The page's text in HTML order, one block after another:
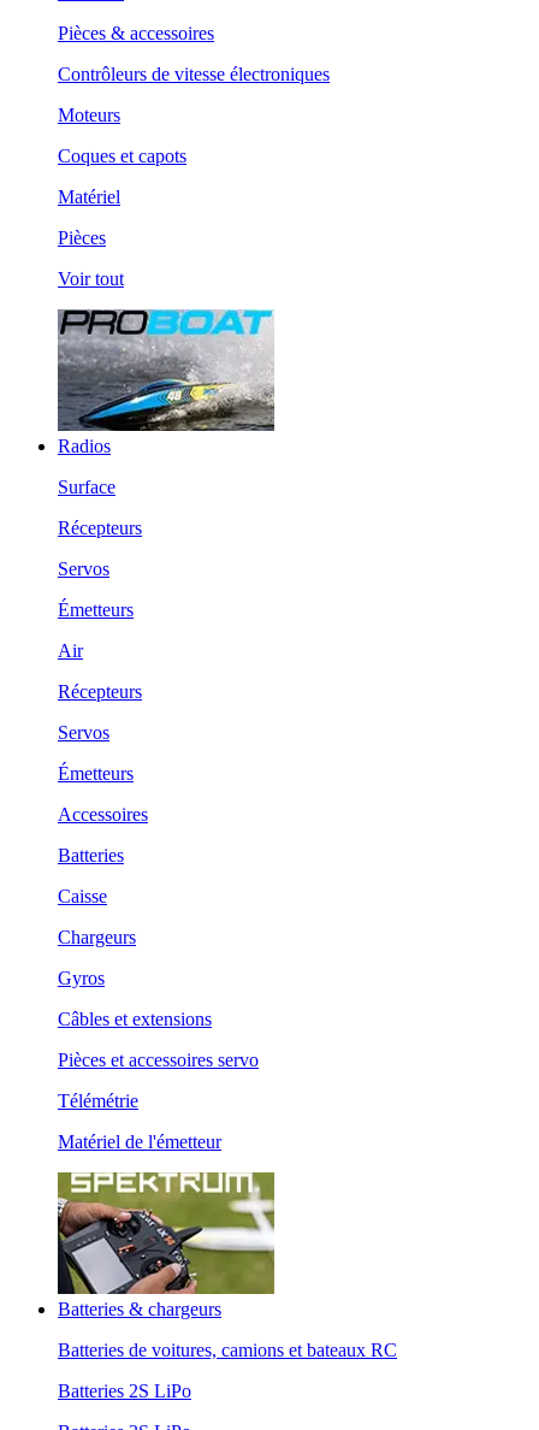
Pièces & accessoires
Contrôleurs de vitesse électroniques
Moteurs
Coques et capots
Matériel
Pièces
Voir tout
Radios
Surface
Récepteurs
Servos
Émetteurs
Air
Récepteurs
Servos
Émetteurs
Accessoires
Batteries
Caisse
Chargeurs
Gyros
Câbles et extensions
Pièces et accessoires servo
Télémétrie
Matériel de l'émetteur
Batteries & chargeurs
Batteries de voitures, camions et bateaux RC
Batteries 2S LiPo